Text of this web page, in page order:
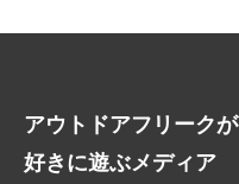
アウトドアフリークが
好きに遊ぶメディア